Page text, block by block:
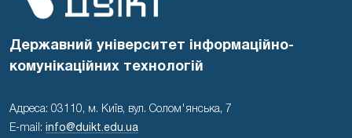
Державний університет інформаційно-
комунікаційних технологій
Адреса: 03110, м. Київ, вул. Солом'янська, 7
E-mail:
info@duikt.edu.ua